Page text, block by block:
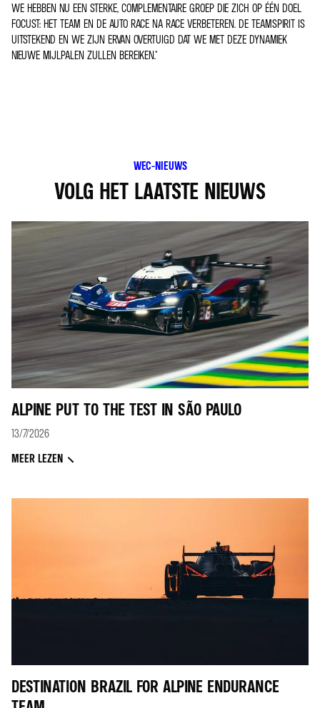
WE HEBBEN NU EEN STERKE, COMPLEMENTAIRE GROEP DIE ZICH OP ÉÉN DOEL
FOCUST: HET TEAM EN DE AUTO RACE NA RACE VERBETEREN. DE TEAMSPIRIT IS
UITSTEKEND EN WE ZIJN ERVAN OVERTUIGD DAT WE MET DEZE DYNAMIEK
NIEUWE MIJLPALEN ZULLEN BEREIKEN."
WEC-NIEUWS
VOLG HET LAATSTE NIEUWS
ALPINE PUT TO THE TEST IN SÃO PAULO
13/7/2026
MEER LEZEN
DESTINATION BRAZIL FOR ALPINE ENDURANCE